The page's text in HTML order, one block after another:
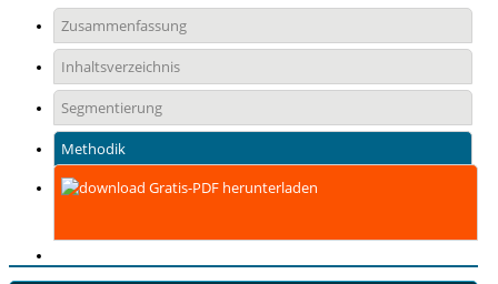
Zusammenfassung
Inhaltsverzeichnis
Segmentierung
Methodik
Gratis-PDF herunterladen